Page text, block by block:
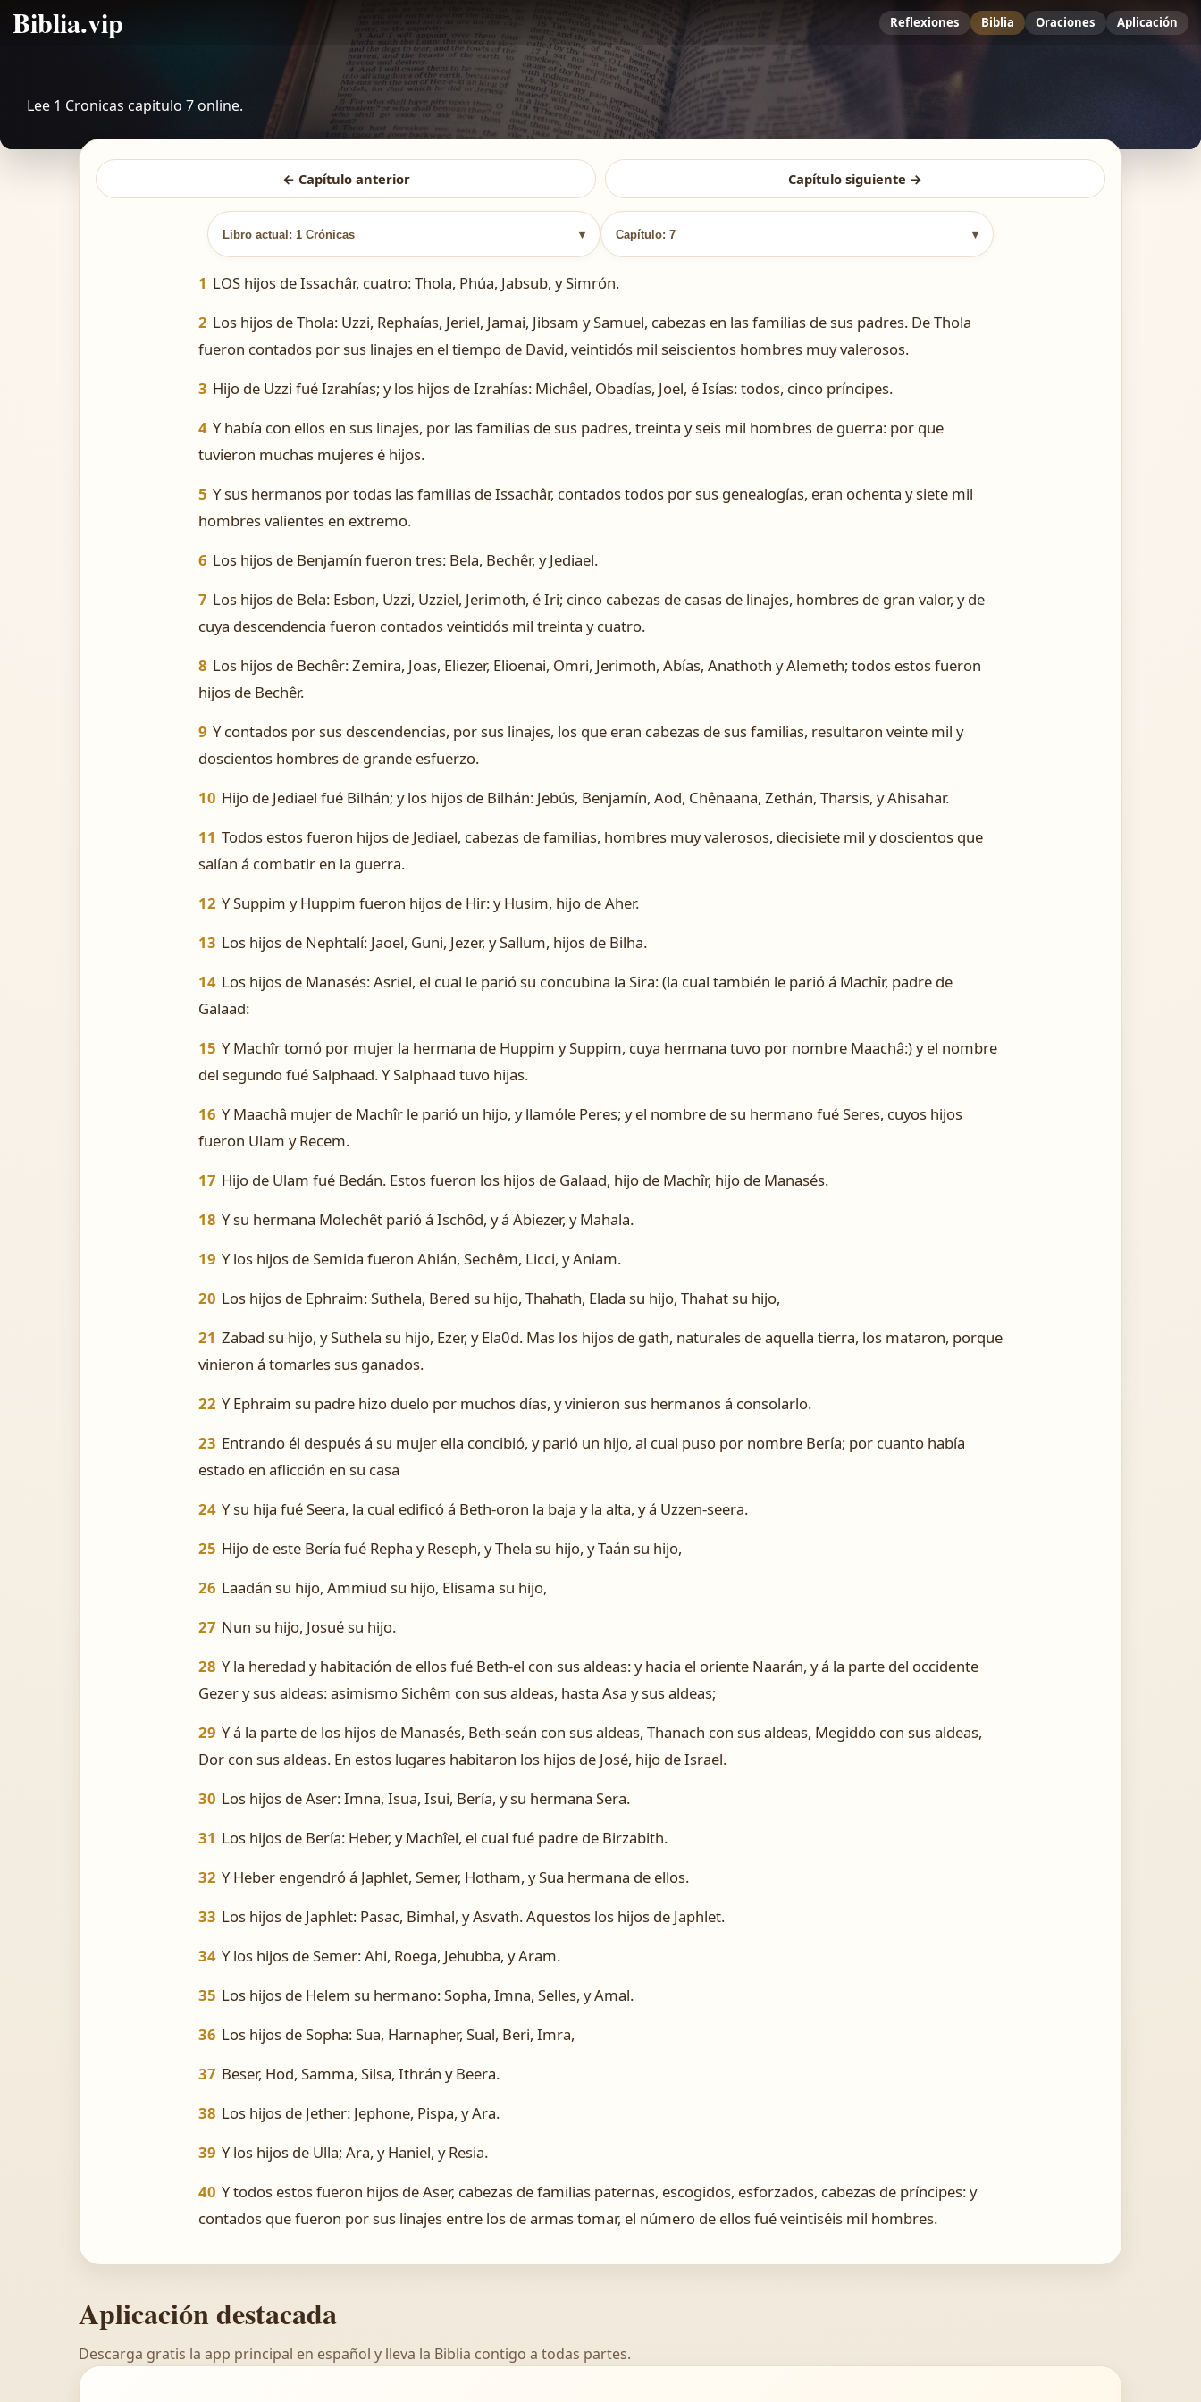
Biblia.vip Reflexiones Biblia Oraciones Aplicación
Lee 1 Cronicas capitulo 7 online.
← Capítulo anterior Capítulo siguiente →
Libro actual: 1 Crónicas ▾ Capítulo: 7 ▾
1 LOS hijos de Issachâr, cuatro: Thola, Phúa, Jabsub, y Simrón.
2 Los hijos de Thola: Uzzi, Rephaías, Jeriel, Jamai, Jibsam y Samuel, cabezas en las familias de sus padres. De Thola
fueron contados por sus linajes en el tiempo de David, veintidós mil seiscientos hombres muy valerosos.
3 Hijo de Uzzi fué Izrahías; y los hijos de Izrahías: Michâel, Obadías, Joel, é Isías: todos, cinco príncipes.
4 Y había con ellos en sus linajes, por las familias de sus padres, treinta y seis mil hombres de guerra: por que
tuvieron muchas mujeres é hijos.
5 Y sus hermanos por todas las familias de Issachâr, contados todos por sus genealogías, eran ochenta y siete mil
hombres valientes en extremo.
6 Los hijos de Benjamín fueron tres: Bela, Bechêr, y Jediael.
7 Los hijos de Bela: Esbon, Uzzi, Uzziel, Jerimoth, é Iri; cinco cabezas de casas de linajes, hombres de gran valor, y de
cuya descendencia fueron contados veintidós mil treinta y cuatro.
8 Los hijos de Bechêr: Zemira, Joas, Eliezer, Elioenai, Omri, Jerimoth, Abías, Anathoth y Alemeth; todos estos fueron
hijos de Bechêr.
9 Y contados por sus descendencias, por sus linajes, los que eran cabezas de sus familias, resultaron veinte mil y
doscientos hombres de grande esfuerzo.
10 Hijo de Jediael fué Bilhán; y los hijos de Bilhán: Jebús, Benjamín, Aod, Chênaana, Zethán, Tharsis, y Ahisahar.
11 Todos estos fueron hijos de Jediael, cabezas de familias, hombres muy valerosos, diecisiete mil y doscientos que
salían á combatir en la guerra.
12 Y Suppim y Huppim fueron hijos de Hir: y Husim, hijo de Aher.
13 Los hijos de Nephtalí: Jaoel, Guni, Jezer, y Sallum, hijos de Bilha.
14 Los hijos de Manasés: Asriel, el cual le parió su concubina la Sira: (la cual también le parió á Machîr, padre de
Galaad:
15 Y Machîr tomó por mujer la hermana de Huppim y Suppim, cuya hermana tuvo por nombre Maachâ:) y el nombre
del segundo fué Salphaad. Y Salphaad tuvo hijas.
16 Y Maachâ mujer de Machîr le parió un hijo, y llamóle Peres; y el nombre de su hermano fué Seres, cuyos hijos
fueron Ulam y Recem.
17 Hijo de Ulam fué Bedán. Estos fueron los hijos de Galaad, hijo de Machîr, hijo de Manasés.
18 Y su hermana Molechêt parió á Ischôd, y á Abiezer, y Mahala.
19 Y los hijos de Semida fueron Ahián, Sechêm, Licci, y Aniam.
20 Los hijos de Ephraim: Suthela, Bered su hijo, Thahath, Elada su hijo, Thahat su hijo,
21 Zabad su hijo, y Suthela su hijo, Ezer, y Ela0d. Mas los hijos de gath, naturales de aquella tierra, los mataron, porque
vinieron á tomarles sus ganados.
22 Y Ephraim su padre hizo duelo por muchos días, y vinieron sus hermanos á consolarlo.
23 Entrando él después á su mujer ella concibió, y parió un hijo, al cual puso por nombre Bería; por cuanto había
estado en aflicción en su casa
24 Y su hija fué Seera, la cual edificó á Beth-oron la baja y la alta, y á Uzzen-seera.
25 Hijo de este Bería fué Repha y Reseph, y Thela su hijo, y Taán su hijo,
26 Laadán su hijo, Ammiud su hijo, Elisama su hijo,
27 Nun su hijo, Josué su hijo.
28 Y la heredad y habitación de ellos fué Beth-el con sus aldeas: y hacia el oriente Naarán, y á la parte del occidente
Gezer y sus aldeas: asimismo Sichêm con sus aldeas, hasta Asa y sus aldeas;
29 Y á la parte de los hijos de Manasés, Beth-seán con sus aldeas, Thanach con sus aldeas, Megiddo con sus aldeas,
Dor con sus aldeas. En estos lugares habitaron los hijos de José, hijo de Israel.
30 Los hijos de Aser: Imna, Isua, Isui, Bería, y su hermana Sera.
31 Los hijos de Bería: Heber, y Machîel, el cual fué padre de Birzabith.
32 Y Heber engendró á Japhlet, Semer, Hotham, y Sua hermana de ellos.
33 Los hijos de Japhlet: Pasac, Bimhal, y Asvath. Aquestos los hijos de Japhlet.
34 Y los hijos de Semer: Ahi, Roega, Jehubba, y Aram.
35 Los hijos de Helem su hermano: Sopha, Imna, Selles, y Amal.
36 Los hijos de Sopha: Sua, Harnapher, Sual, Beri, Imra,
37 Beser, Hod, Samma, Silsa, Ithrán y Beera.
38 Los hijos de Jether: Jephone, Pispa, y Ara.
39 Y los hijos de Ulla; Ara, y Haniel, y Resia.
40 Y todos estos fueron hijos de Aser, cabezas de familias paternas, escogidos, esforzados, cabezas de príncipes: y
contados que fueron por sus linajes entre los de armas tomar, el número de ellos fué veintiséis mil hombres.
Aplicación destacada
Descarga gratis la app principal en español y lleva la Biblia contigo a todas partes.